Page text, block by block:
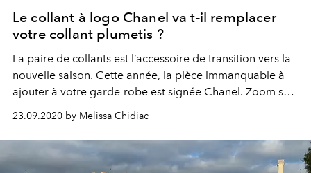
Le collant à logo Chanel va t-il remplacer
votre collant plumetis ?
La paire de collants est l’accessoire de transition vers la
nouvelle saison. Cette année, la pièce immanquable à
ajouter à votre garde-robe est signée Chanel. Zoom sur
23.09.2020 by Melissa Chidiac